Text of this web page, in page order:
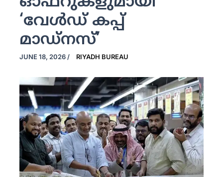
‘വേള്‍ഡ് കപ്പ്
മാഡ്‌നസ്’
JUNE 18, 2026 / RIYADH BUREAU